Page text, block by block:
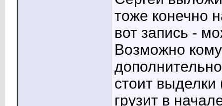
тоже конечно
вот запись -
Возможно
стоит выделки
грузит в